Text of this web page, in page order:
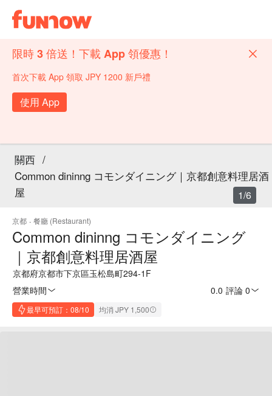
限時 3 倍送！下載 App 領優惠！
首次下載 App 領取 JPY 1200 新戶禮
使用 App
關西 /
Common dininng コモンダイニング｜京都創意料理居酒
屋
京都 · 餐廳 (Restaurant)
Common dininng コモンダイニング
｜京都創意料理居酒屋
京都府京都市下京區玉松島町294-1F
營業時間
0.0 評論 0
最早可預訂：08/10 均消 JPY 1,500
1/6